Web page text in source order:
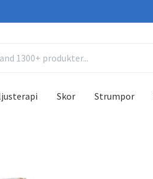
Skor Strumpor